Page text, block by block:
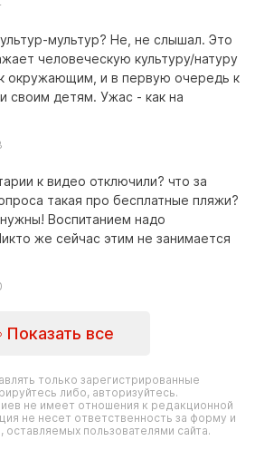
мультур? Не, не слышал. Это
человеческую культуру/натуру
окружающим, и в первую очередь к
своим детям. Ужас - как на
к видео отключили? что за
такая про бесплатные пляжи?
Воспитанием надо
же сейчас этим не занимается
Показать все
только зарегистрированные
либо, авторизуйтесь.
не имеет отношения к редакционной
не несет ответственность за форму и
пользователями сайта.